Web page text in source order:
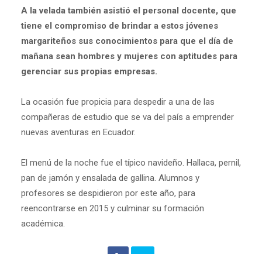
A la velada también asistió el personal docente, que
tiene el compromiso de brindar a estos jóvenes
margariteños sus conocimientos para que el día de
mañana sean hombres y mujeres con aptitudes para
gerenciar sus propias empresas.
La ocasión fue propicia para despedir a una de las
compañeras de estudio que se va del país a emprender
nuevas aventuras en Ecuador.
El menú de la noche fue el típico navideño. Hallaca, pernil,
pan de jamón y ensalada de gallina. Alumnos y
profesores se despidieron por este año, para
reencontrarse en 2015 y culminar su formación
académica.